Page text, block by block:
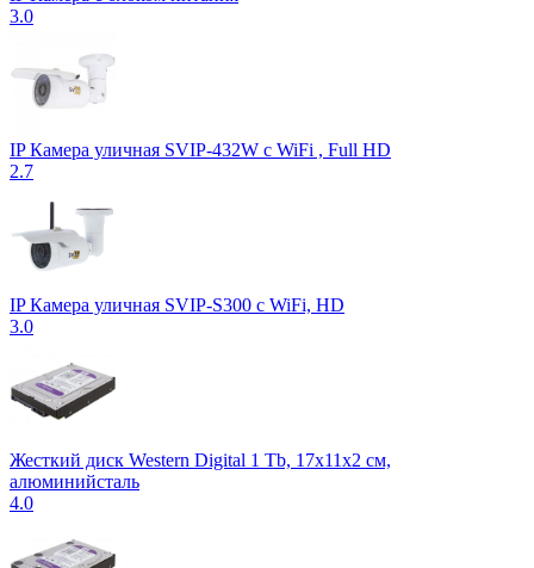
3.0
IP Камера уличная SVIP-432W с WiFi , Full HD
2.7
IP Камера уличная SVIP-S300 c WiFi, HD
3.0
Жесткий диск Western Digital 1 Tb, 17x11x2 см,
алюминийсталь
4.0